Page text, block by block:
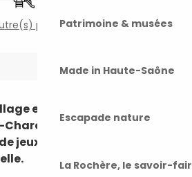
Patrimoine & musées
Made in Haute-Saône
Escapade nature
La Rochère, le savoir-
prestation(s)
en direction de
table de pique-
jeux. Et une autre située